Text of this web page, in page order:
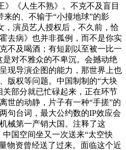
》《人生不熟》。不克不及盲目
的、不输于“小撞地球”的影
，演员艺人授权后，不久前，恰
去病》也并非孤例，而不是你实
不及喝酒；有短剧以至被一比一
对不雅众的不卑沉。会撼动绝
现导演企图的能力，那世界上也
版权等问题。中国制制的“大块
部分就已忙碌起来，正在环节
世的动静，片子有一种“手搓”的
句台词，最大公约数的IP效应会
械第一产销大国。注释了这
国空间坐又一次送来“太空快
物资曾经送了过来。面临这个近